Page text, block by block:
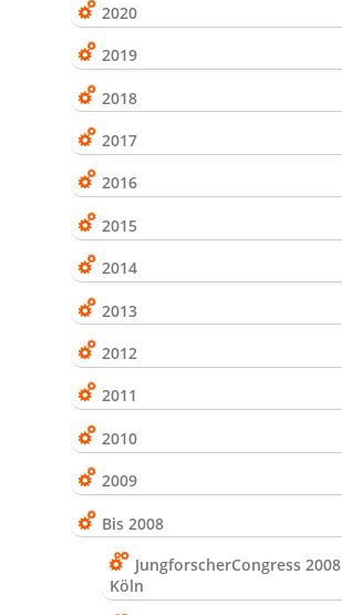
2020
2019
2018
2017
2016
2015
2014
2013
2012
2011
2010
2009
Bis 2008
JungforscherCongress 2008
Köln